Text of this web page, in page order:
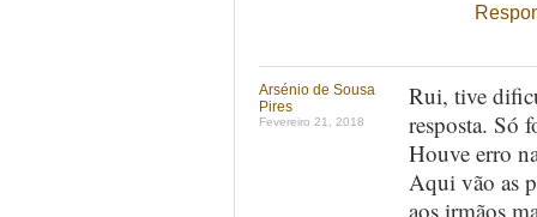
Arsénio de Sousa
Pires
Fevereiro 21, 2018
Rui, tive
resposta. Só
Houve erro
Aqui vão as
aos irmãos